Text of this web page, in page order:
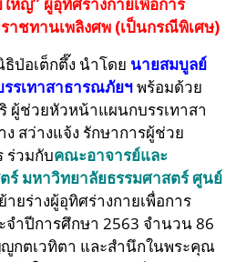
าชทานเพลิงศพ (เป็นกรณีพิเศษ)
ป่อเต็กตึ๊ง นำโดย นายสมบูลย์
รเทาสาธารณภัยฯพร้อมด้วย
ผู้ช่วยหัวหน้าแผนกบรรเทาสา
สว่างแจ้ง รักษาการผู้ช่วย
ร่วมกับคณะอาจารย์และ
มหาวิทยาลัยธรรมศาสตร์ ศูนย์
ยร่างผู้อุทิศร่างกายเพื่อการ
จำปีการศึกษา 2563 จำนวน 86
กตเวทิตา และสำนึกในพระคุณ